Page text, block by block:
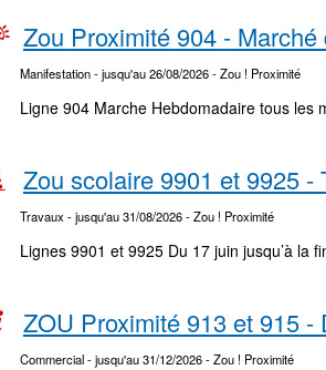
Zou Proximité 904 -
Manifestation- jusqu'au 26/08/2026- Zou ! Proximité
Ligne 904 Marche Hebdomadaire tous
Zou scolaire 9901 et 9925
Travaux - jusqu'au 31/08/2026- Zou ! Proximité
Lignes 9901 et 9925 Du 17 juin jusqu’à la
ZOU Proximité 913 et 915
Commercial- jusqu'au 31/12/2026- Zou ! Proximité